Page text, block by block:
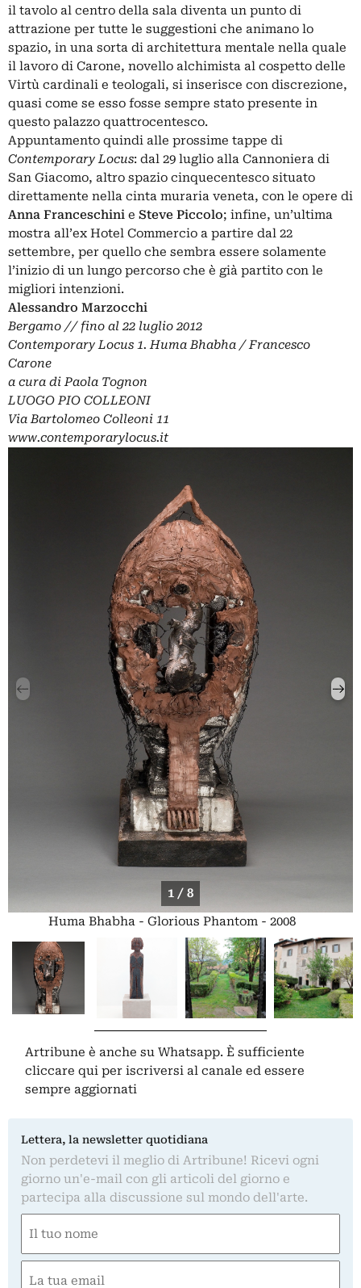
il tavolo al centro della sala diventa un punto di
attrazione per tutte le suggestioni che animano lo
spazio, in una sorta di architettura mentale nella quale
il lavoro di Carone, novello alchimista al cospetto delle
Virtù cardinali e teologali, si inserisce con discrezione,
quasi come se esso fosse sempre stato presente in
questo palazzo quattrocentesco.
Appuntamento quindi alle prossime tappe di
Contemporary Locus: dal 29 luglio alla Cannoniera di
San Giacomo, altro spazio cinquecentesco situato
direttamente nella cinta muraria veneta, con le opere di
Anna Franceschini e Steve Piccolo; infine, un’ultima
mostra all’ex Hotel Commercio a partire dal 22
settembre, per quello che sembra essere solamente
l’inizio di un lungo percorso che è già partito con le
migliori intenzioni.
Alessandro Marzocchi
Bergamo // fino al 22 luglio 2012
Contemporary Locus 1. Huma Bhabha / Francesco
Carone
a cura di Paola Tognon
LUOGO PIO COLLEONI
Via Bartolomeo Colleoni 11
www.contemporarylocus.it
1 / 8
Huma Bhabha - Glorious Phantom - 2008
Artribune è anche su Whatsapp. È sufficiente
cliccare qui per iscriversi al canale ed essere
sempre aggiornati
Lettera, la newsletter quotidiana
Non perdetevi il meglio di Artribune! Ricevi ogni
giorno un'e-mail con gli articoli del giorno e
partecipa alla discussione sul mondo dell'arte.
(Obbligatorio)
Nome